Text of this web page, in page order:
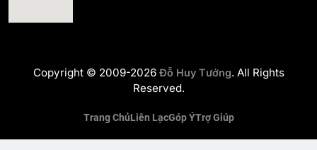
Copyright © 2009-2026 Đỗ Huy Tưởng. All Rights
Reserved.
Trang ChủLiên LạcGóp ÝTrợ Giúp